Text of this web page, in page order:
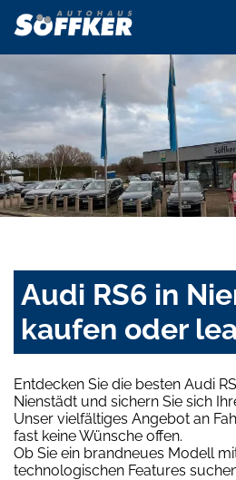
Audi RS6 in
kaufen oder
Entdecken Sie die besten Audi
Nienstädt und sichern Sie sich
Unser vielfältiges Angebot an
fast keine Wünsche offen.
Ob Sie ein brandneues Modell
technologischen Features